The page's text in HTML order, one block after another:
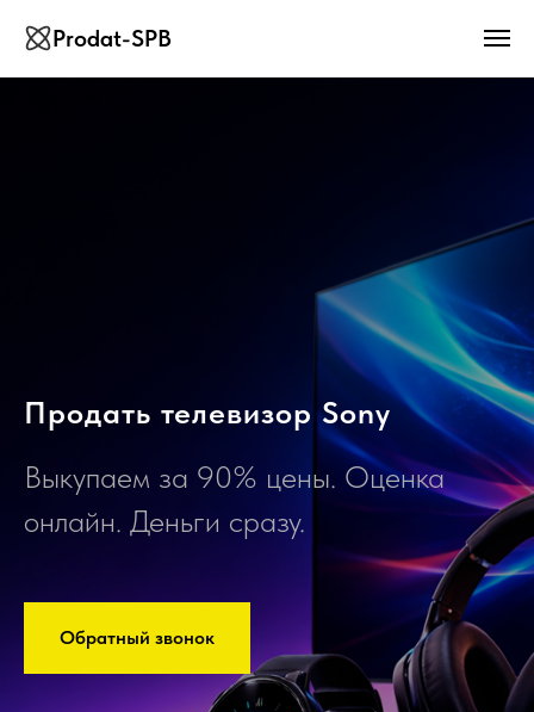
Prodat-SPB
Продать телевизор Sony
Выкупаем за 90% цены. Оценка
онлайн. Деньги сразу.
Обратный звонок